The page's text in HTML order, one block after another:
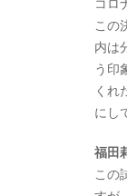
この
内は
う印
くれ
にし
福田
この